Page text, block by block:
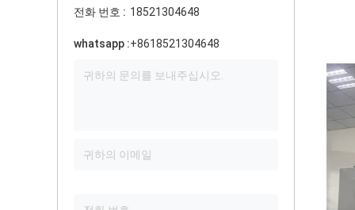
전화 번호 : 18521304648
whatsapp :+8618521304648